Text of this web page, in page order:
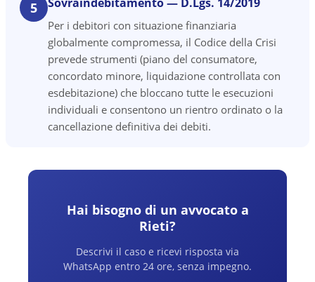
5
Per i debitori con situazione finanziaria
globalmente compromessa, il Codice della Crisi
prevede strumenti (piano del consumatore,
concordato minore, liquidazione controllata con
esdebitazione) che bloccano tutte le esecuzioni
individuali e consentono un rientro ordinato o la
cancellazione definitiva dei debiti.
Hai bisogno di un avvocato a
Rieti?
Descrivi il caso e ricevi risposta via
WhatsApp entro 24 ore, senza impegno.